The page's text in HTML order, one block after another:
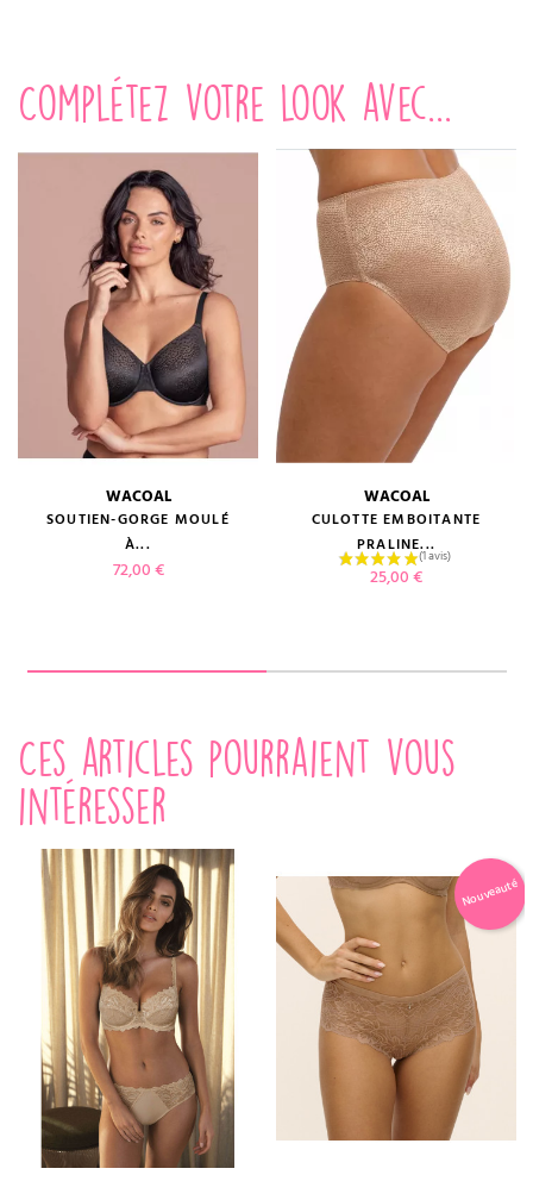
Complétez votre look avec...
WACOAL
SOUTIEN-GORGE MOULÉ
À...
Prix
72,00 €
WACOAL
CULOTTE EMBOITANTE
PRALINE...
Prix
25,00 €
Ces articles pourraient vous
intéresser
Nouveauté